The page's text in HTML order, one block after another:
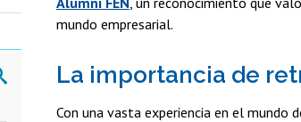
mundo empresarial.
La importancia de
Con una vasta experiencia en el mundo